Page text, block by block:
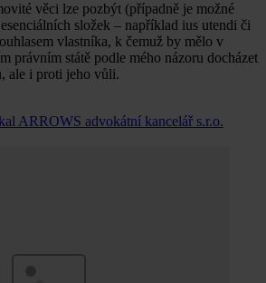
věci lze pozbýt (případně je možné
složek – například ius utendi či
vlastníka, k čemuž by mělo v
právním státě podle mého názoru docházet
ale i proti jeho vůli.
ARROWS advokátní kancelář s.r.o.